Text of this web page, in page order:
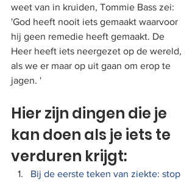
weet van in kruiden, Tommie Bass zei:
'God heeft nooit iets gemaakt waarvoor
hij geen remedie heeft gemaakt. De
Heer heeft iets neergezet op de wereld,
als we er maar op uit gaan om erop te
jagen. '
Hier zijn dingen die je
kan doen als je iets te
verduren krijgt:
Bij de eerste teken van ziekte: stop